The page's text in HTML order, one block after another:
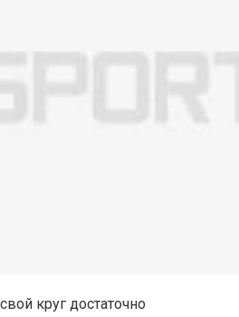
круг достаточно